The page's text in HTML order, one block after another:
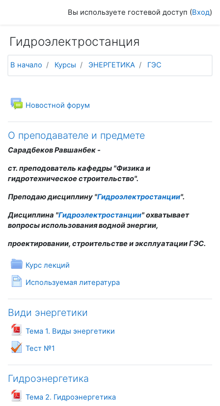
Вы используете гостевой доступ (Вход)
Гидроэлектростанция
В начало Курсы ЭНЕРГЕТИКА ГЭС
Тематический план
ОбщееНовостной форум
О преподавателе и предмете
Сарадбеков Равшанбек -
ст. преподователь кафедры "Физика и
гидротехническое строительство".
Преподаю дисциплину "Гидроэлектростанции".
Дисциплина "Гидроэлектростанции" охватывает
вопросы использования водной энергии,
проектировании, строительстве и эксплуатации ГЭС.
Курс лекций
Папка
Используемая литератураСтраница
Види энергетики
Тема 1. Виды энергетики
Файл
Тест №1
Гидроэнергетика
Тема 2. Гидроэнергетика
Файл